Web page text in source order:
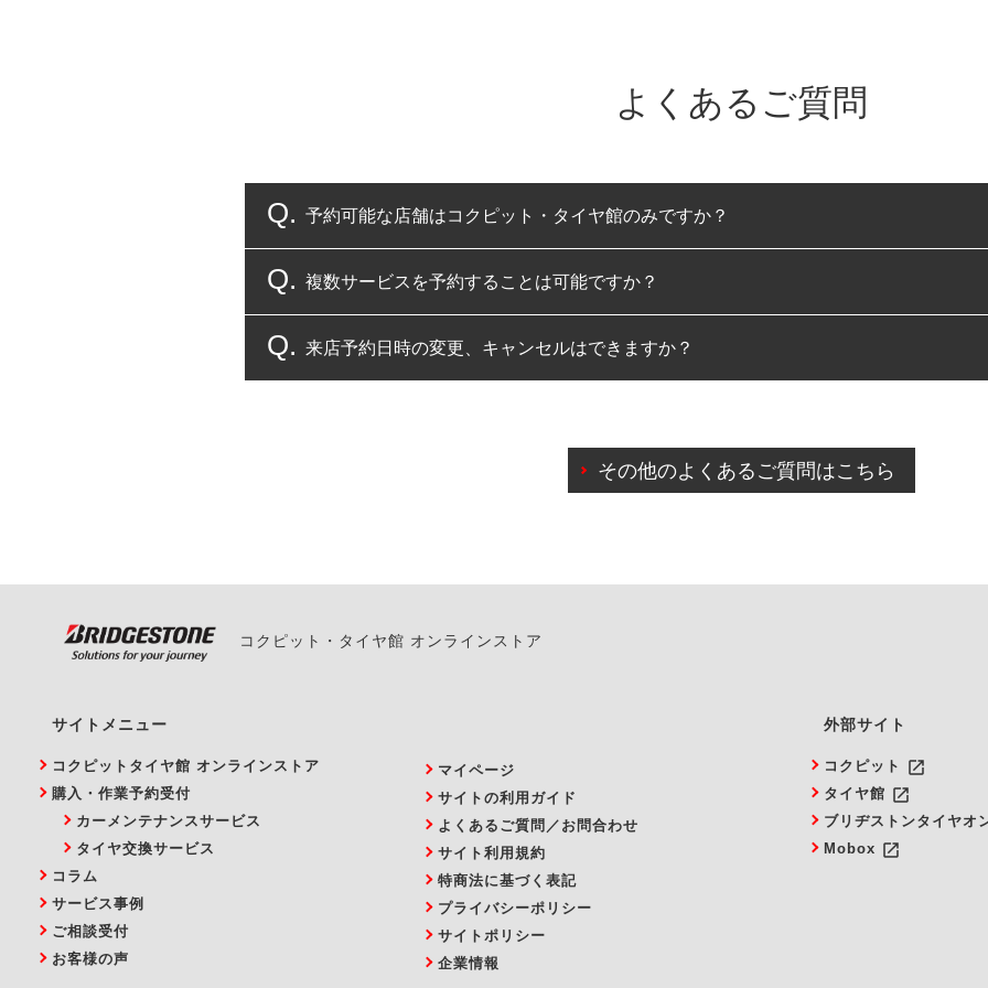
よくあるご質問
予約可能な店舗はコクピット・タイヤ館のみですか？
コクピット・タイヤ館のみとなります。
複数サービスを予約することは可能ですか？
複数サービスのご予約は可能です。
来店予約日時の変更、キャンセルはできますか？
また、やむを得ない事由によりご予約のキャンセルをご希望の際は、直接ご予約いた
その他のよくあるご質問はこちら
コクピット・タイヤ館 オンラインストア
サイトメニュー
コクピットタイヤ館 オンラインストア
購入・作業予約受付
カーメンテナンスサービス
タイヤ交換サービス
コラム
サービス事例
ご相談受付
お客様の声
マイページ
サイトの利用ガイド
よくあるご質問／お問合わせ
サイト利用規約
特商法に基づく表記
プライバシーポリシー
サイトポリシー
企業情報
外部サイト
コクピット launch
タイヤ館 launch
ブリヂストンタイヤオ
Mobox launch